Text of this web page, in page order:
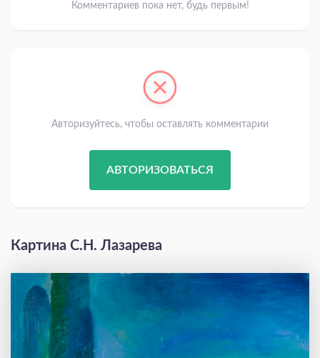
Комментариев пока нет, будь первым!
Авторизуйтесь, чтобы оставлять комментарии
АВТОРИЗОВАТЬСЯ
Картина С.Н. Лазарева